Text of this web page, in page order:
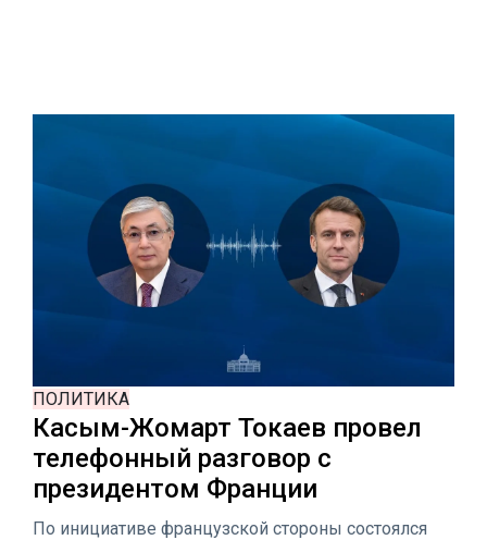
ПОЛИТИКА
Касым-Жомарт Токаев провел
телефонный разговор с
президентом Франции
По инициативе французской стороны состоялся